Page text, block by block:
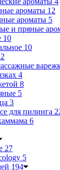
ароматы 12
ароматы 5
и пряные
10
10
4
8
5
3
для пилинга
6
27
5
194